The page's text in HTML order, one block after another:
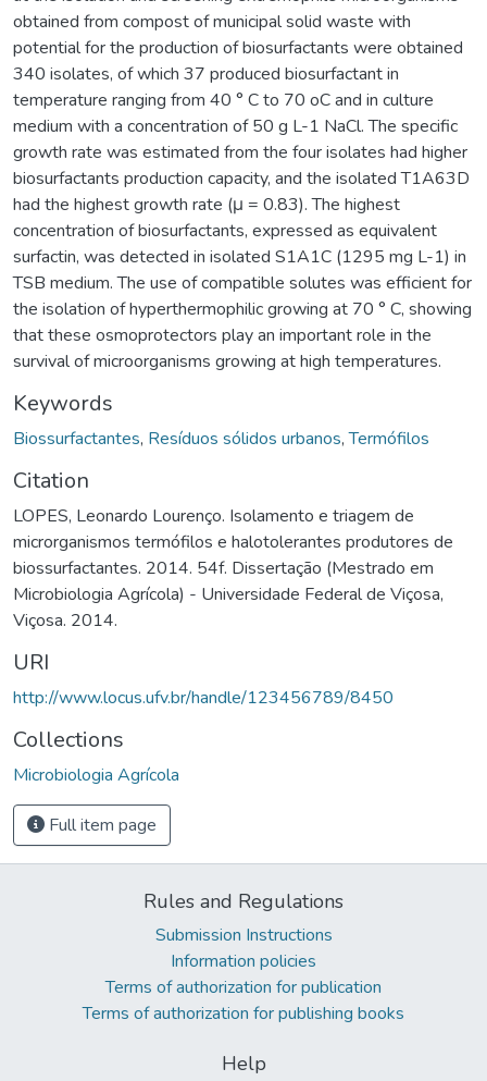
obtained from compost of municipal solid waste with
potential for the production of biosurfactants were obtained
340 isolates, of which 37 produced biosurfactant in
temperature ranging from 40 ° C to 70 oC and in culture
medium with a concentration of 50 g L-1 NaCl. The specific
growth rate was estimated from the four isolates had higher
biosurfactants production capacity, and the isolated T1A63D
had the highest growth rate (μ = 0.83). The highest
concentration of biosurfactants, expressed as equivalent
surfactin, was detected in isolated S1A1C (1295 mg L-1) in
TSB medium. The use of compatible solutes was efficient for
the isolation of hyperthermophilic growing at 70 ° C, showing
that these osmoprotectors play an important role in the
survival of microorganisms growing at high temperatures.
Keywords
Biossurfactantes, Resíduos sólidos urbanos,Termófilos
Citation
LOPES, Leonardo Lourenço. Isolamento e triagem de
microrganismos termófilos e halotolerantes produtores de
biossurfactantes. 2014. 54f. Dissertação (Mestrado em
Microbiologia Agrícola) - Universidade Federal de Viçosa,
Viçosa. 2014.
URI
http://www.locus.ufv.br/handle/123456789/8450
Collections
Microbiologia Agrícola
Full item page
Rules and Regulations
Submission Instructions
Information policies
Terms of authorization for publication
Terms of authorization for publishing books
Help